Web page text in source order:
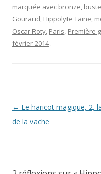
marquée avec bronze, buste
Gouraud, Hippolyte Taine,
Oscar Roty, Paris, Première
février 2014 .
Navigation
des
← Le haricot magique, 2,
de la vache